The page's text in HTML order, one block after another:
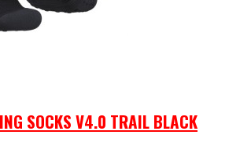
SOCKS V4.0 TRAIL BLACK